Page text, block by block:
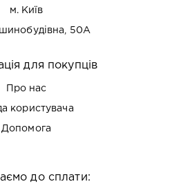
м. Київ
50А
для покупців
Про нас
користувача
Допомога
до сплати: